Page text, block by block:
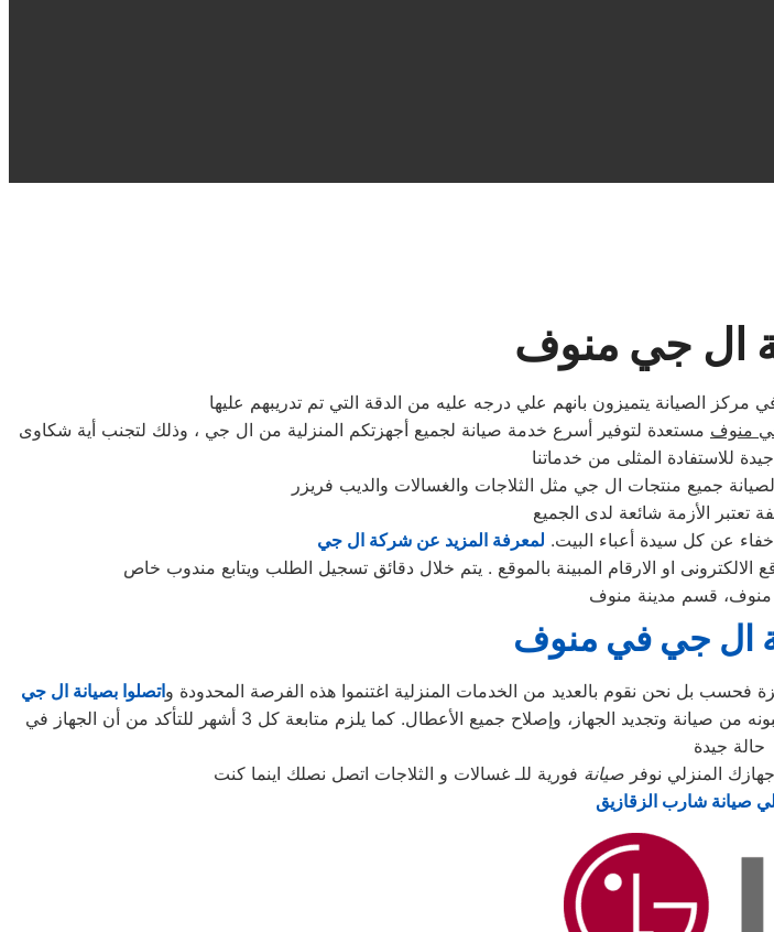
ال جي منوف
الصيانة يتميزون بانهم علي درجه عليه من الدقة التي تم تدريبهم عليها
منوف مستعدة لتوفير أسرع خدمة صيانة لجميع أجهزتكم المنزلية من ال جي ، وذلك لتجنب أية شكاوى
جميع منتجات ال جي مثل الثلاجات والغسالات والديب فریزر
عن كل سيدة أعباء البيت. لمعرفة المزيد عن شركة ال جي
منوف، قسم مدينة منوف
ال جي في منوف
بل نحن نقوم بالعديد من الخدمات المنزلية اغتنموا هذه الفرصة المحدودة واتصلوا بصيانة ال جي
لتأخذوا حقكُم في عروض صيانة الأجهزة المنزلية قبل افتراقهُ منَّا! ستحتاجون إلى كل ما تطلبونه من صيانة وتجديد الجهاز، وإصلاح جميع الأعطال. كما يلزم متابعة كل 3 أشهر للتأكد من أن الجهاز في
حالة جيدة
المنزلي نوفر صيانة فورية للـ غسالات و الثلاجات اتصل نصلك اينما كنت
صيانة شارب الزقازيق